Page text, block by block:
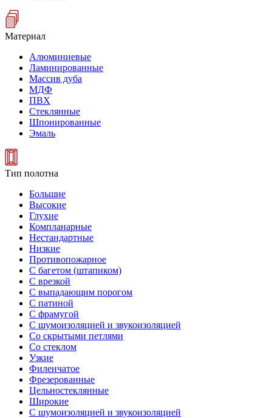
Материал
Алюминиевые
Ламинированные
Массив дуба
МДФ
ПВХ
Стеклянные
Шпонированные
Эмаль
Тип полотна
Большие
Высокие
Глухие
Компланарные
Нестандартные
Низкие
Противопожарное
С багетом (штапиком)
С врезкой
С выпадающим порогом
С патиной
С фрамугой
С шумоизоляцией и звукоизоляцией
Со скрытыми петлями
Со стеклом
Узкие
Филенчатое
Фрезерованные
Цельностеклянные
Широкие
С шумоизоляцией и звукоизоляцией